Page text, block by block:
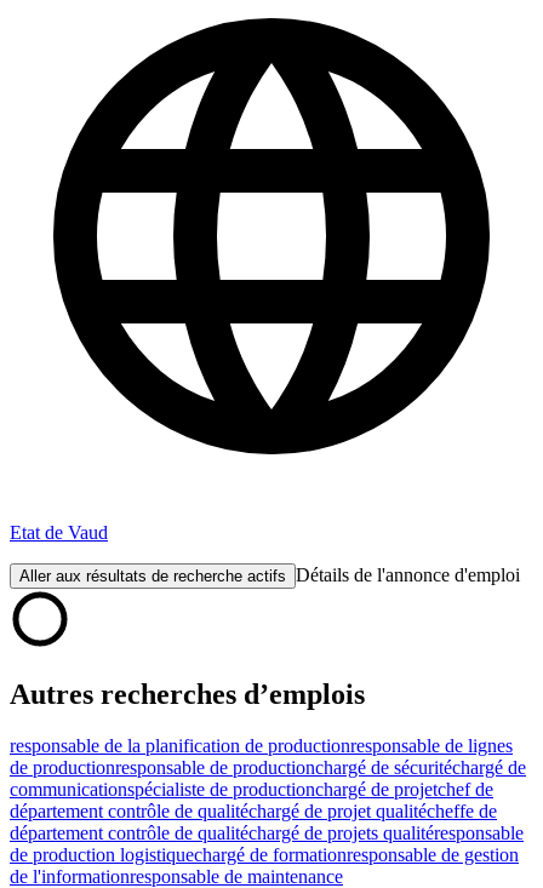
Etat de Vaud
Aller aux résultats de recherche actifs Détails de l'annonce d'emploi
Autres recherches d’emplois
responsable de la planification de productionresponsable de lignes
de productionresponsable de productionchargé de sécuritéchargé de
communicationspécialiste de productionchargé de projetchef de
département contrôle de qualitéchargé de projet qualitécheffe de
département contrôle de qualitéchargé de projets qualitéresponsable
de production logistiquechargé de formationresponsable de gestion
de l'informationresponsable de maintenance